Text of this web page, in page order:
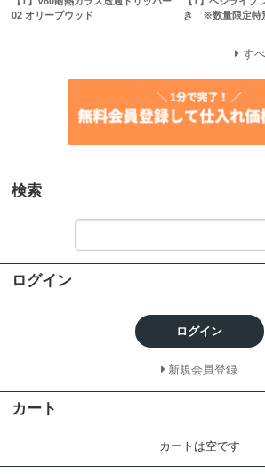
02 オリーブウッド
き ※数量限定特
す
検索
ログイン
ログイン
新規会員登録
カート
カートは空です